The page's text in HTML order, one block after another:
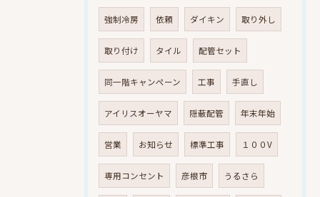
強制冷房 依頼 ダイキン 取り外し
取り付け タイル 配管セット
同一階キャンペーン 工事 手直し
アイリスオーヤマ 隠蔽配管 年末年始
営業 お知らせ 標準工事 １００V
専用コンセント 彦根市 うるさら